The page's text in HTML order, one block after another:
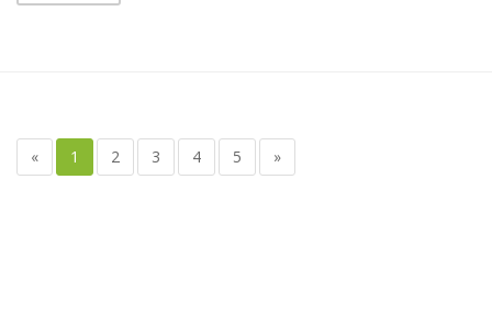
« 1 2 3 4 5 »